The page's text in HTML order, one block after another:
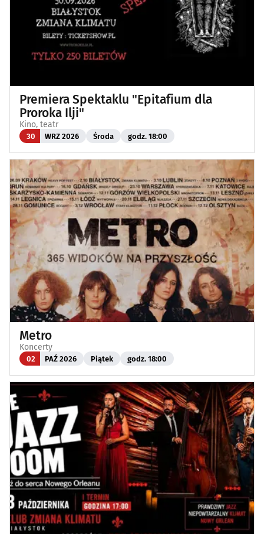
Premiera Spektaklu "Epitafium dla
Proroka Ilji"
Kino, teatr
30 WRZ 2026 Środa godz. 18:00
Metro
Koncerty
02 PAŹ 2026 Piątek godz. 18:00